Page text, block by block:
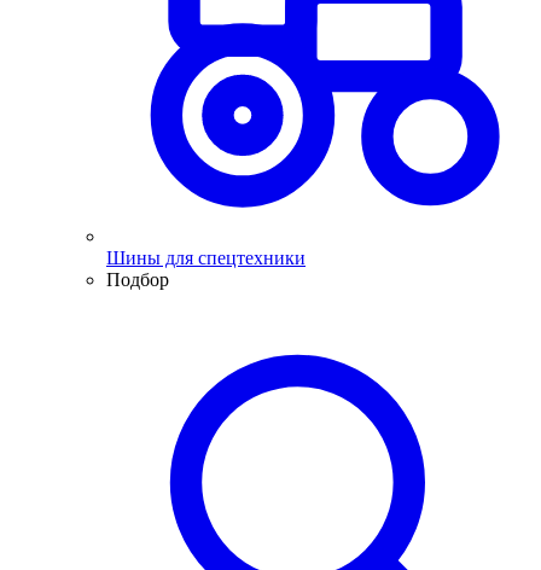
Шины для спецтехники
Подбор